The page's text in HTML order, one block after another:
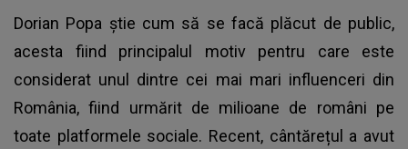
Dorian Popa știe cum să se facă plăcut de public,
acesta fiind principalul motiv pentru care este
considerat unul dintre cei mai mari influenceri din
România, fiind urmărit de milioane de români pe
toate platformele sociale. Recent, cântărețul a avut